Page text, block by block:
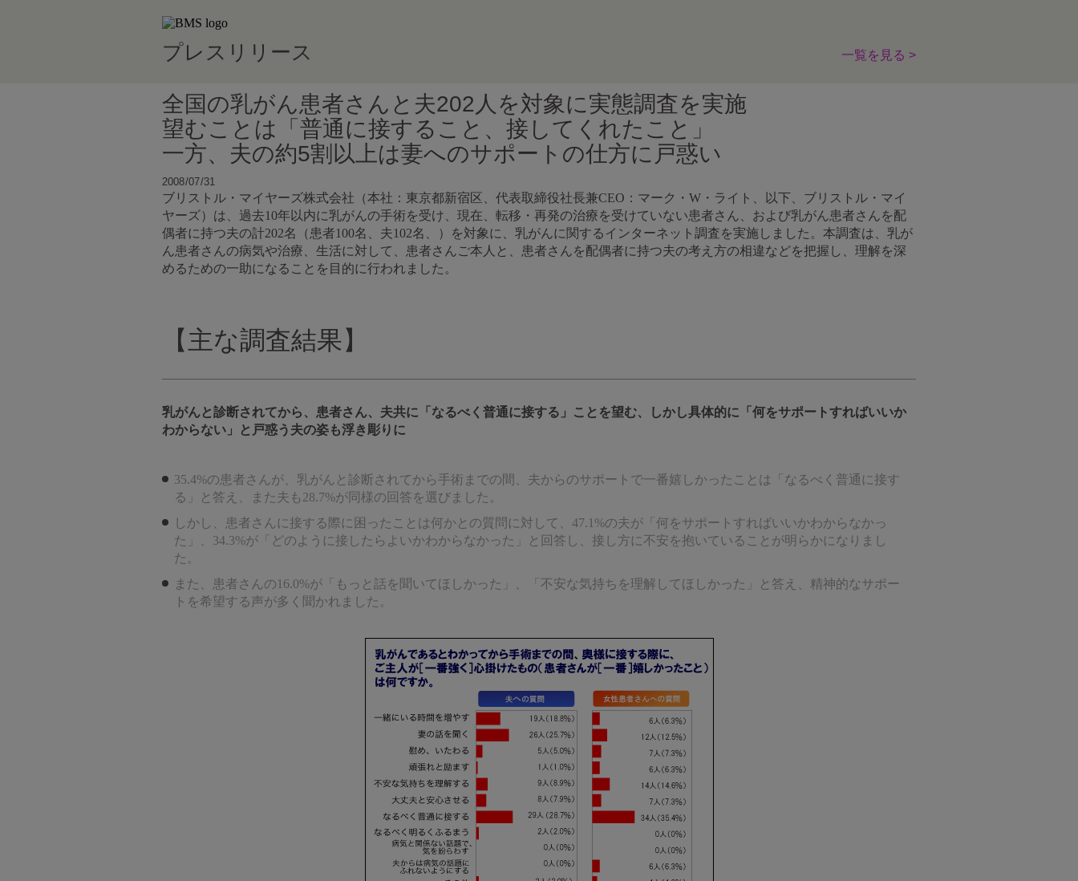
プレスリリース 一覧を見る >
全国の乳がん患者さんと夫202人を対象に実態調査を実施
望むことは「普通に接すること、接してくれたこと」
一方、夫の約5割以上は妻へのサポートの仕方に戸惑い
2008/07/31
ブリストル・マイヤーズ株式会社（本社：東京都新宿区、代表取締役社長兼CEO：マーク・W・ライト、以下、ブリストル・マイ
ヤーズ）は、過去10年以内に乳がんの手術を受け、現在、転移・再発の治療を受けていない患者さん、および乳がん患者さんを配
偶者に持つ夫の計202名（患者100名、夫102名、）を対象に、乳がんに関するインターネット調査を実施しました。本調査は、乳が
ん患者さんの病気や治療、生活に対して、患者さんご本人と、患者さんを配偶者に持つ夫の考え方の相違などを把握し、理解を深
めるための一助になることを目的に行われました。
【主な調査結果】
乳がんと診断されてから、患者さん、夫共に「なるべく普通に接する」ことを望む、しかし具体的に「何をサポートすればいいか
わからない」と戸惑う夫の姿も浮き彫りに
35.4%の患者さんが、乳がんと診断されてから手術までの間、夫からのサポートで一番嬉しかったことは「なるべく普通に接す
る」と答え、また夫も28.7%が同様の回答を選びました。
しかし、患者さんに接する際に困ったことは何かとの質問に対して、47.1%の夫が「何をサポートすればいいかわからなかっ
た」、34.3%が「どのように接したらよいかわからなかった」と回答し、接し方に不安を抱いていることが明らかになりまし
た。
また、患者さんの16.0%が「もっと話を聞いてほしかった」、「不安な気持ちを理解してほしかった」と答え、精神的なサポー
トを希望する声が多く聞かれました。